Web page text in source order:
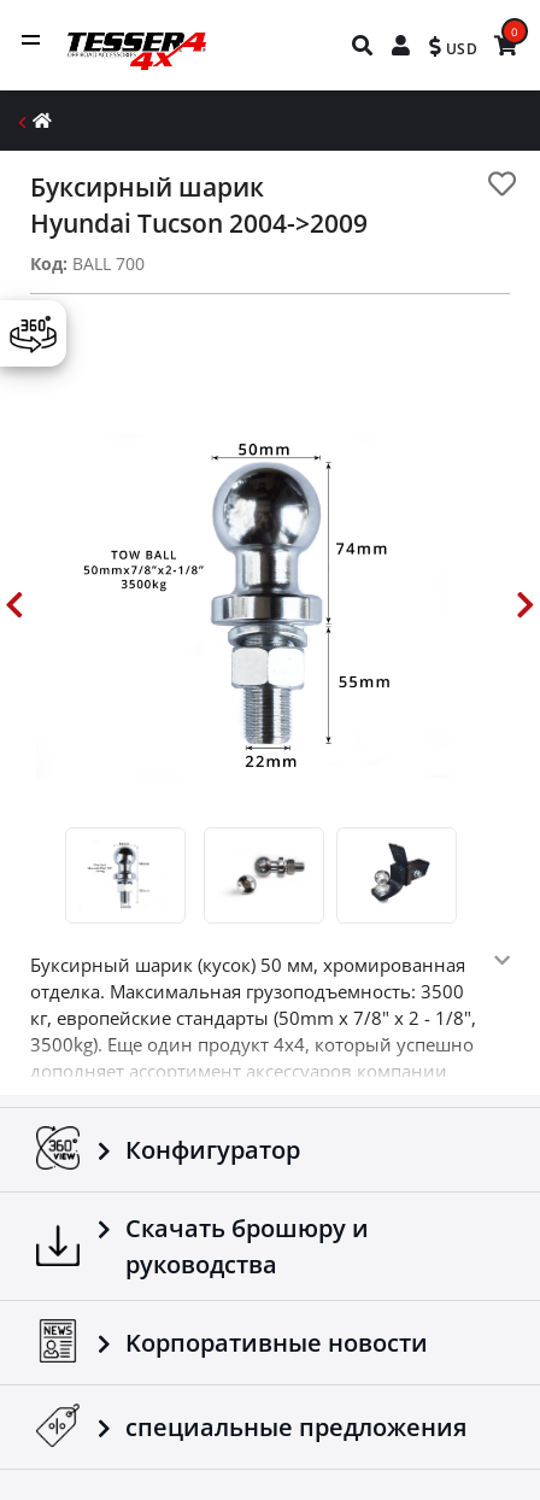
USD
0
Буксирный шарик
Hyundai Tucson 2004->2009
Код: BALL 700
Буксирный шарик (кусок) 50 мм, хромированная
отделка. Максимальная грузоподъемность: 3500
кг, европейские стандарты (50mm x 7/8" x 2 - 1/8",
3500kg). Еще один продукт 4х4, который успешно
дополняет ассортимент аксессуаров компании
Конфигуратор
Скачать брошюру и
руководства
Kорпоративные новости
специальные предложения